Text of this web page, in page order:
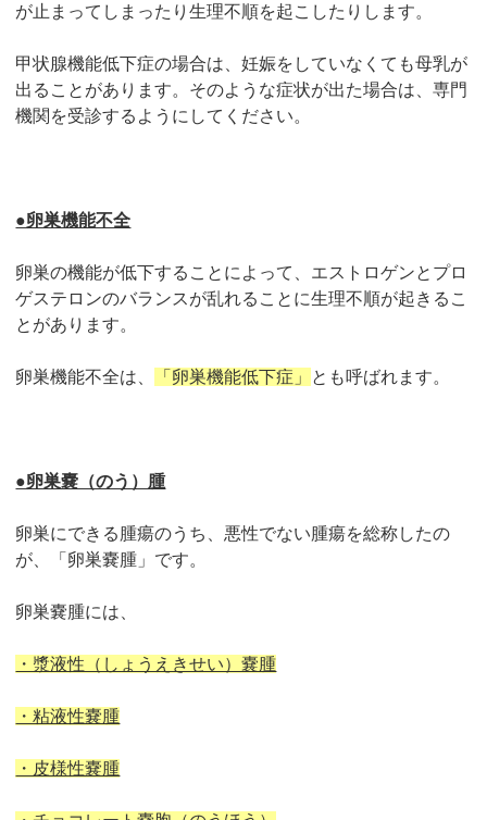
が止まってしまったり生理不順を起こしたりします。
甲状腺機能低下症の場合は、妊娠をしていなくても母乳が
出ることがあります。そのような症状が出た場合は、専門
機関を受診するようにしてください。
●卵巣機能不全
卵巣の機能が低下することによって、エストロゲンとプロ
ゲステロンのバランスが乱れることに生理不順が起きるこ
とがあります。
卵巣機能不全は、 「卵巣機能低下症」 とも呼ばれます。
●卵巣嚢（のう）腫
卵巣にできる腫瘍のうち、悪性でない腫瘍を総称したの
が、「卵巣嚢腫」です。
卵巣嚢腫には、
・漿液性（しょうえきせい）嚢腫
・粘液性嚢腫
・皮様性嚢腫